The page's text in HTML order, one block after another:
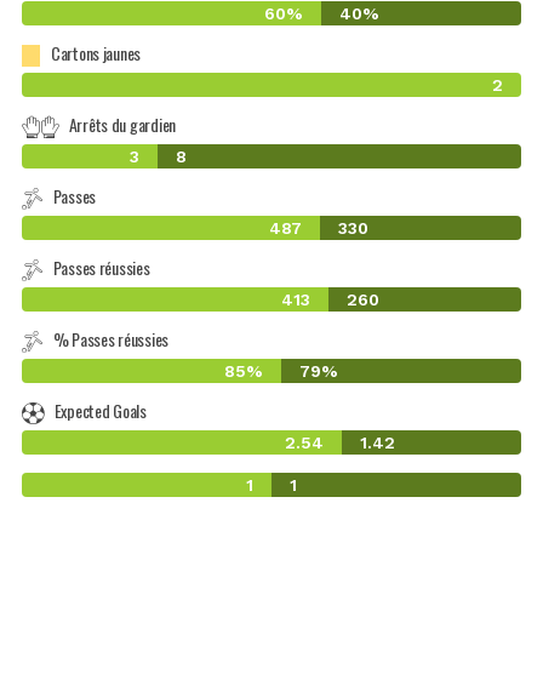
60% 40%
Cartons jaunes
2
Arrêts du gardien
3 8
Passes
487 330
Passes réussies
413 260
% Passes réussies
85% 79%
Expected Goals
2.54 1.42
1 1